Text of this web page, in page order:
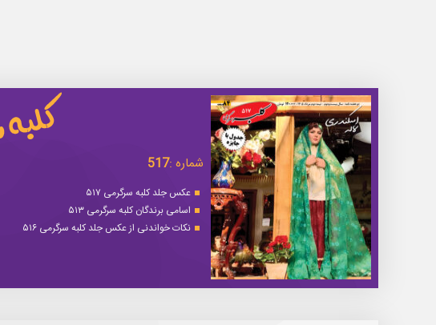
شماره :517
عکس جلد کلبه سرگرمی ۵۱۷
اسامی برندگان کلبه سرگرمی ۵۱۳
نکات خواندنی از عکس جلد کلبه سرگرمی ۵۱۶